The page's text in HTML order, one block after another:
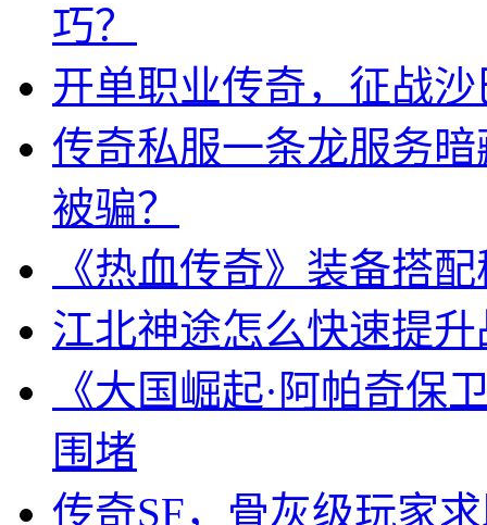
巧？
开单职业传奇，征战
传奇私服一条龙服务
被骗？
《热血传奇》装备搭
江北神途怎么快速提
《大国崛起·阿帕奇保
围堵
传奇SF，骨灰级玩家